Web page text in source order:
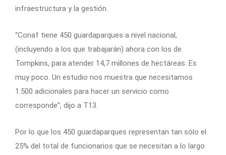
infraestructura y la gestión.
“Conaf tiene 450 guardaparques a nivel nacional,
(incluyendo a los que trabajarán) ahora con los de
Tompkins, para atender 14,7 millones de hectáreas. Es
muy poco. Un estudio nos muestra que necesitamos
1.500 adicionales para hacer un servicio como
corresponde”, dijo a T13.
Por lo que los 450 guardaparques representan tan sólo el
25% del total de funcionarios que se necesitan a lo largo